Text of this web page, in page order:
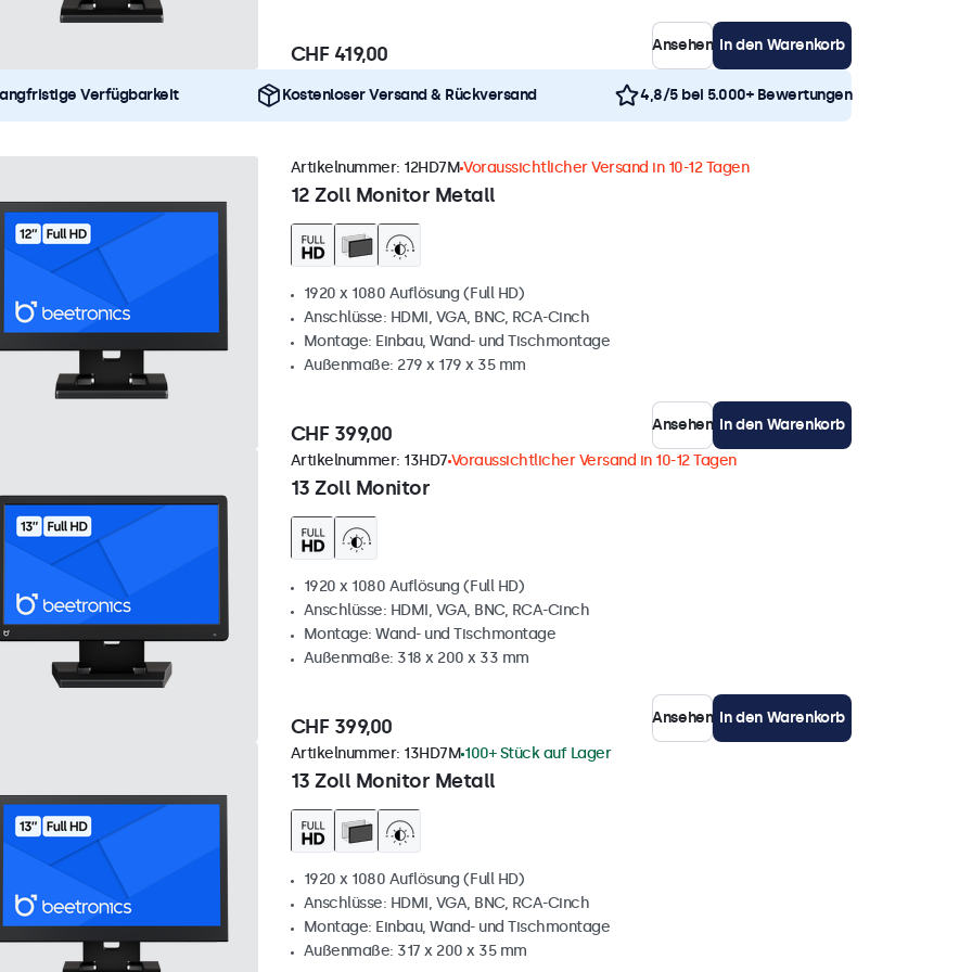
CHF 419,00 Ansehen In den Warenkorb
Verfügbarkeit Kostenloser Versand & Rückversand 4,8/5 bei 5.000+ Bewertungen
12 Zoll Monitor Metall
Artikelnummer: 12HD7MVoraussichtlicher Versand in 10-12 Tagen
1920 x 1080 Auflösung (Full HD)
Anschlüsse: HDMI, VGA, BNC, RCA-Cinch
Montage: Einbau, Wand- und Tischmontage
Außenmaße: 279 x 179 x 35 mm
CHF 399,00 Ansehen In den Warenkorb
13 Zoll Monitor
Artikelnummer: 13HD7 Voraussichtlicher Versand in 10-12 Tagen
1920 x 1080 Auflösung (Full HD)
Anschlüsse: HDMI, VGA, BNC, RCA-Cinch
Montage: Wand- und Tischmontage
Außenmaße: 318 x 200 x 33 mm
CHF 399,00 Ansehen In den Warenkorb
13 Zoll Monitor Metall
Artikelnummer: 13HD7M 100+ Stück auf Lager
1920 x 1080 Auflösung (Full HD)
Anschlüsse: HDMI, VGA, BNC, RCA-Cinch
Montage: Einbau, Wand- und Tischmontage
Außenmaße: 317 x 200 x 35 mm